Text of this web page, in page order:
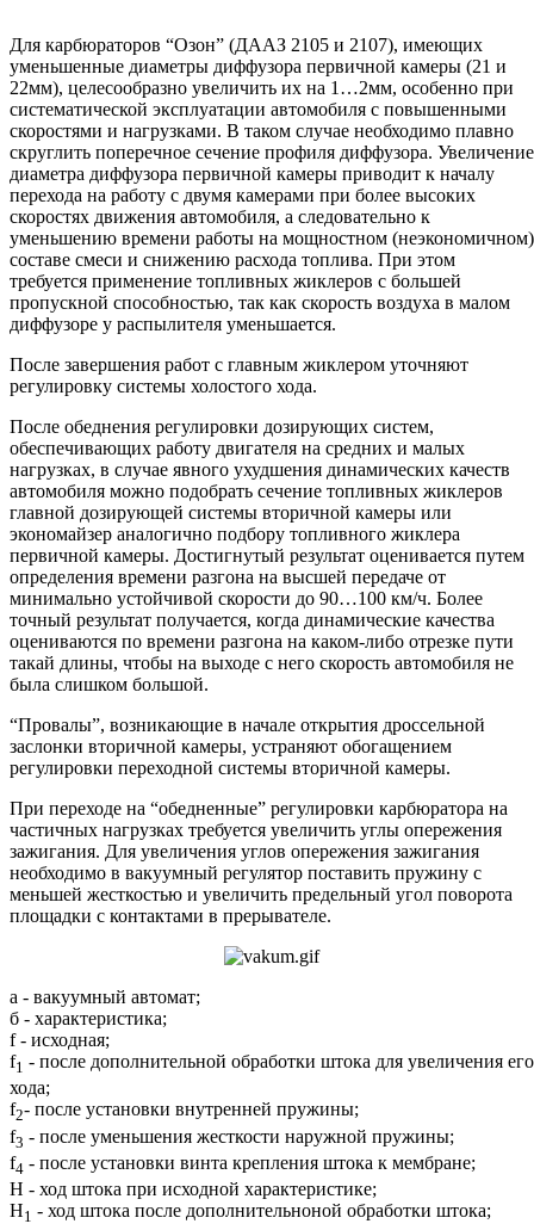
Для карбюраторов “Озон” (ДААЗ 2105 и 2107), имеющих
уменьшенные диаметры диффузора первичной камеры (21 и
22мм), целесообразно увеличить их на 1…2мм, особенно при
систематической эксплуатации автомобиля с повышенными
скоростями и нагрузками. В таком случае необходимо плавно
скруглить поперечное сечение профиля диффузора. Увеличение
диаметра диффузора первичной камеры приводит к началу
перехода на работу с двумя камерами при более высоких
скоростях движения автомобиля, а следовательно к
уменьшению времени работы на мощностном (неэкономичном)
составе смеси и снижению расхода топлива. При этом
требуется применение топливных жиклеров с большей
пропускной способностью, так как скорость воздуха в малом
диффузоре у распылителя уменьшается.
После завершения работ с главным жиклером уточняют
регулировку системы холостого хода.
После обеднения регулировки дозирующих систем,
обеспечивающих работу двигателя на средних и малых
нагрузках, в случае явного ухудшения динамических качеств
автомобиля можно подобрать сечение топливных жиклеров
главной дозирующей системы вторичной камеры или
экономайзер аналогично подбору топливного жиклера
первичной камеры. Достигнутый результат оценивается путем
определения времени разгона на высшей передаче от
минимально устойчивой скорости до 90…100 км/ч. Более
точный результат получается, когда динамические качества
оцениваются по времени разгона на каком-либо отрезке пути
такай длины, чтобы на выходе с него скорость автомобиля не
была слишком большой.
“Провалы”, возникающие в начале открытия дроссельной
заслонки вторичной камеры, устраняют обогащением
регулировки переходной системы вторичной камеры.
При переходе на “обедненные” регулировки карбюратора на
частичных нагрузках требуется увеличить углы опережения
зажигания. Для увеличения углов опережения зажигания
необходимо в вакуумный регулятор поставить пружину с
меньшей жесткостью и увеличить предельный угол поворота
площадки с контактами в прерывателе.
а - вакуумный автомат;
б - характеристика;
f - исходная;
f1 - после дополнительной обработки штока для увеличения его
хода;
f2- после установки внутренней пружины;
f3 - после уменьшения жесткости наружной пружины;
f4 - после установки винта крепления штока к мембране;
H - ход штока при исходной характеристике;
H1 - ход штока после дополнительноной обработки штока;